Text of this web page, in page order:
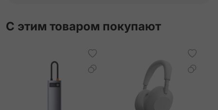
С этим товаром покупают